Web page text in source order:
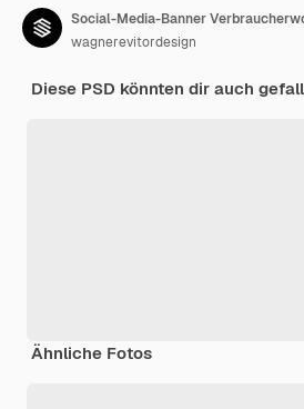
Social-Media-Banner
wagnerevitordesign
Diese PSD könnten dir auch
Ähnliche Fotos